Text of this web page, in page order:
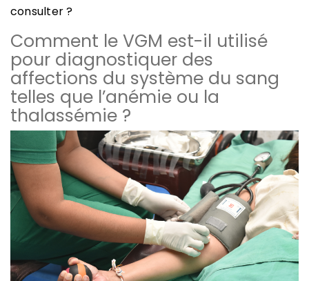
consulter ?
Comment le VGM est-il utilisé
pour diagnostiquer des
affections du système du sang
telles que l’anémie ou la
thalassémie ?